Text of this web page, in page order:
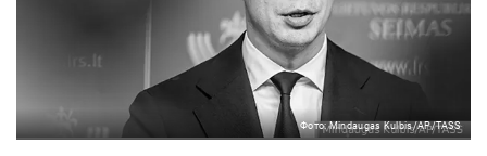
Фото: Mindaugas Kulbis/AP/TASS